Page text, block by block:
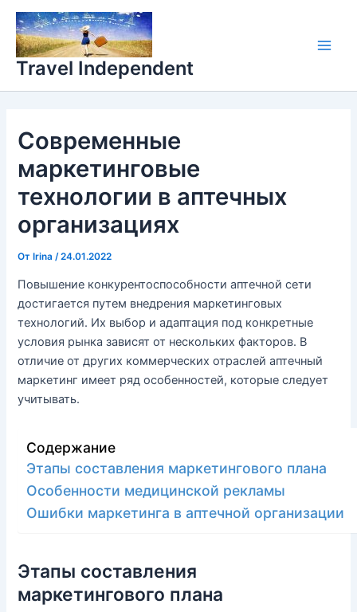
Перейти
содержимому
Travel Independent
Современные
маркетинговые
технологии в аптечных
организациях
От Irina/24.01.2022
Повышение конкурентоспособности аптечной сети
достигается путем внедрения маркетинговых
технологий. Их выбор и адаптация под конкретные
условия рынка зависят от нескольких факторов. В
отличие от других коммерческих отраслей аптечный
маркетинг имеет ряд особенностей, которые следует
учитывать.
Содержание
Этапы составления маркетингового плана
Особенности медицинской рекламы
Ошибки маркетинга в аптечной организации
Этапы составления
маркетингового плана